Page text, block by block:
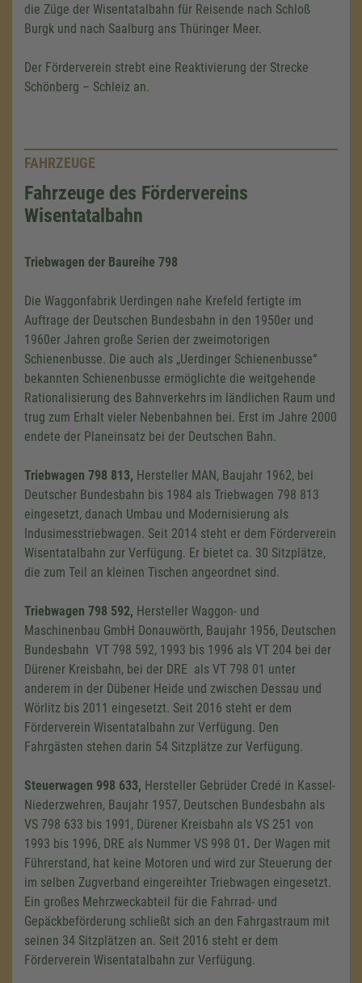
die Züge der Wisentatalbahn für Reisende nach Schloß
Burgk und nach Saalburg ans Thüringer Meer.
Der Förderverein strebt eine Reaktivierung der Strecke
Schönberg – Schleiz an.
FAHRZEUGE
Fahrzeuge des Fördervereins
Wisentatalbahn
Triebwagen der Baureihe 798
Die Waggonfabrik Uerdingen nahe Krefeld fertigte im
Auftrage der Deutschen Bundesbahn in den 1950er und
1960er Jahren große Serien der zweimotorigen
Schienenbusse. Die auch als „Uerdinger Schienenbusse“
bekannten Schienenbusse ermöglichte die weitgehende
Rationalisierung des Bahnverkehrs im ländlichen Raum und
trug zum Erhalt vieler Nebenbahnen bei. Erst im Jahre 2000
endete der Planeinsatz bei der Deutschen Bahn.
Triebwagen 798 813, Hersteller MAN, Baujahr 1962, bei
Deutscher Bundesbahn bis 1984 als Triebwagen 798 813
eingesetzt, danach Umbau und Modernisierung als
Indusimesstriebwagen. Seit 2014 steht er dem Förderverein
Wisentatalbahn zur Verfügung. Er bietet ca. 30 Sitzplätze,
die zum Teil an kleinen Tischen angeordnet sind.
Triebwagen 798 592, Hersteller Waggon- und
Maschinenbau GmbH Donauwörth, Baujahr 1956, Deutschen
Bundesbahn VT 798 592, 1993 bis 1996 als VT 204 bei der
Dürener Kreisbahn, bei der DRE als VT 798 01 unter
anderem in der Dübener Heide und zwischen Dessau und
Wörlitz bis 2011 eingesetzt. Seit 2016 steht er dem
Förderverein Wisentatalbahn zur Verfügung. Den
Fahrgästen stehen darin 54 Sitzplätze zur Verfügung.
Steuerwagen 998 633, Hersteller Gebrüder Credé in Kassel-
Niederzwehren, Baujahr 1957, Deutschen Bundesbahn als
VS 798 633 bis 1991, Dürener Kreisbahn als VS 251 von
1993 bis 1996, DRE als Nummer VS 998 01 . Der Wagen mit
Führerstand, hat keine Motoren und wird zur Steuerung der
im selben Zugverband eingereihter Triebwagen eingesetzt.
Ein großes Mehrzweckabteil für die Fahrrad- und
Gepäckbeförderung schließt sich an den Fahrgastraum mit
seinen 34 Sitzplätzen an. Seit 2016 steht er dem
Förderverein Wisentatalbahn zur Verfügung.
Wir benötigen Ihre Zustimmung,
um den Google Maps-Service zu